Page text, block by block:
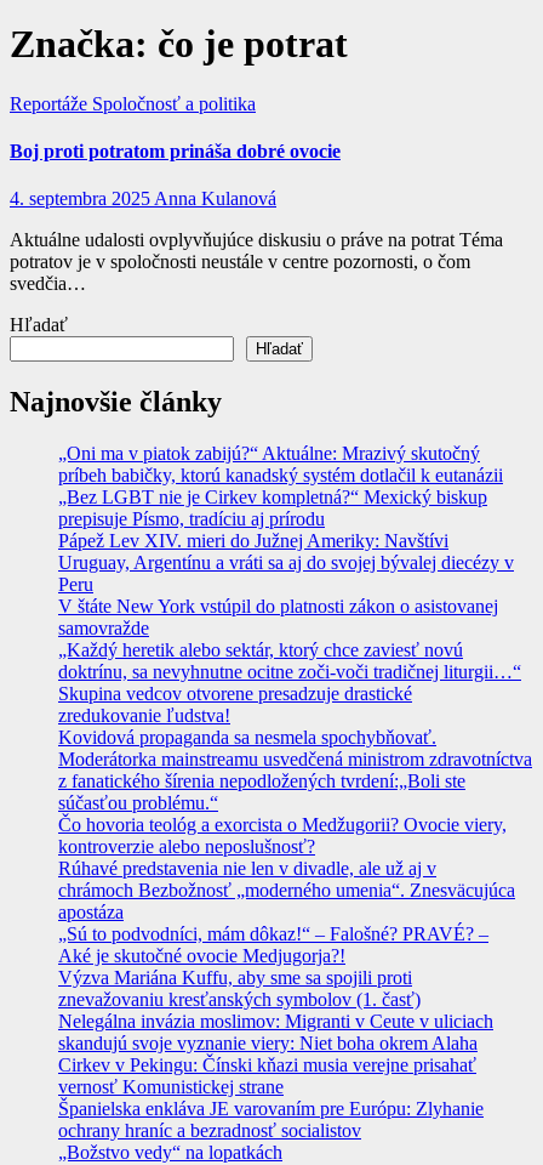
Značka: čo je potrat
Reportáže Spoločnosť a politika
Boj proti potratom prináša dobré ovocie
4. septembra 2025Anna Kulanová
Aktuálne udalosti ovplyvňujúce diskusiu o práve na potrat Téma
potratov je v spoločnosti neustále v centre pozornosti, o čom
svedčia…
Hľadať
Hľadať
Najnovšie články
„Oni ma v piatok zabijú?“ Aktuálne: Mrazivý skutočný
príbeh babičky, ktorú kanadský systém dotlačil k eutanázii
„Bez LGBT nie je Cirkev kompletná?“ Mexický biskup
prepisuje Písmo, tradíciu aj prírodu
Pápež Lev XIV. mieri do Južnej Ameriky: Navštívi
Uruguay, Argentínu a vráti sa aj do svojej bývalej diecézy v
Peru
V štáte New York vstúpil do platnosti zákon o asistovanej
samovražde
„Každý heretik alebo sektár, ktorý chce zaviesť novú
doktrínu, sa nevyhnutne ocitne zoči-voči tradičnej liturgii…“
Skupina vedcov otvorene presadzuje drastické
zredukovanie ľudstva!
Kovidová propaganda sa nesmela spochybňovať.
Moderátorka mainstreamu usvedčená ministrom zdravotníctva
z fanatického šírenia nepodložených tvrdení:„Boli ste
súčasťou problému.“
Čo hovoria teológ a exorcista o Medžugorii? Ovocie viery,
kontroverzie alebo neposlušnosť?
Rúhavé predstavenia nie len v divadle, ale už aj v
chrámoch Bezbožnosť „moderného umenia“. Znesväcujúca
apostáza
„Sú to podvodníci, mám dôkaz!“ – Falošné? PRAVÉ? –
Aké je skutočné ovocie Medjugorja?!
Výzva Mariána Kuffu, aby sme sa spojili proti
znevažovaniu kresťanských symbolov (1. časť)
Nelegálna invázia moslimov: Migranti v Ceute v uliciach
skandujú svoje vyznanie viery: Niet boha okrem Alaha
Cirkev v Pekingu: Čínski kňazi musia verejne prisahať
vernosť Komunistickej strane
Španielska enkláva JE varovaním pre Európu: Zlyhanie
ochrany hraníc a bezradnosť socialistov
„Božstvo vedy“ na lopatkách